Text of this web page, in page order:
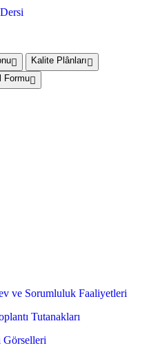
Kalite Plânları
Formu
ve Sorumluluk Faaliyetleri
Tutanakları
Görselleri